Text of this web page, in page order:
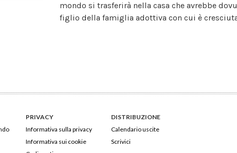
mondo si trasferirà nella casa che avrebbe
figlio della famiglia adottiva con cui è
PRIVACY
Informativa sulla privacy
Informativa sui cookie
DISTRIBUZIONE
Calendario uscite
Scrivici